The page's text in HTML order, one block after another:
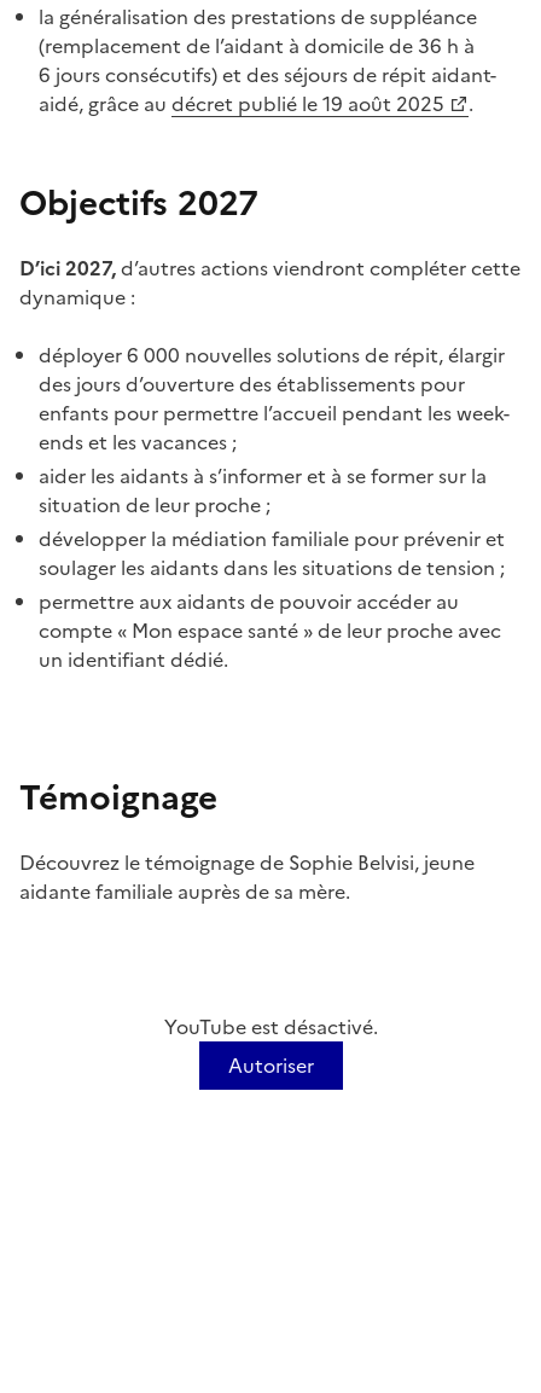
la généralisation des prestations de suppléance
(remplacement de l’aidant à domicile de 36 h à
6 jours consécutifs) et des séjours de répit aidant-
aidé, grâce au décret publié le 19 août 2025 .
Objectifs 2027
D’ici 2027,d’autres actions viendront compléter cette
dynamique :
déployer 6 000 nouvelles solutions de répit, élargir
des jours d’ouverture des établissements pour
enfants pour permettre l’accueil pendant les week-
ends et les vacances ;
aider les aidants à s’informer et à se former sur la
situation de leur proche ;
développer la médiation familiale pour prévenir et
soulager les aidants dans les situations de tension ;
permettre aux aidants de pouvoir accéder au
compte « Mon espace santé » de leur proche avec
un identifiant dédié.
Témoignage
Découvrez le témoignage de Sophie Belvisi, jeune
aidante familiale auprès de sa mère.
YouTube est désactivé.
Autoriser